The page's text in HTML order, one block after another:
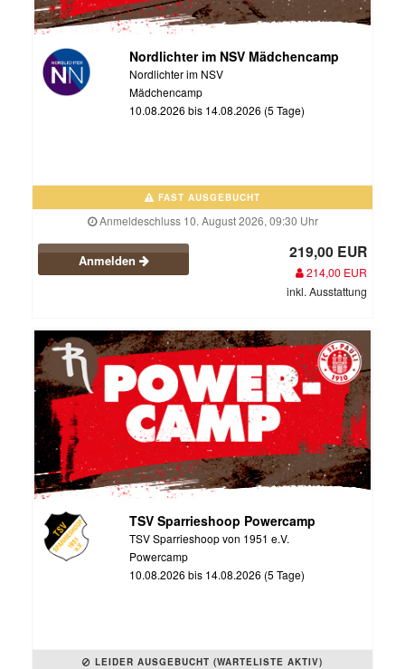
Nordlichter im NSV Mädchencamp
Nordlichter im NSV
Mädchencamp
10.08.2026 bis 14.08.2026 (5 Tage)
FAST AUSGEBUCHT
Anmeldeschluss 10. August 2026, 09:30 Uhr
Anmelden 219,00 EUR
214,00 EUR
inkl. Ausstattung
TSV Sparrieshoop Powercamp
TSV Sparrieshoop von 1951 e.V.
Powercamp
10.08.2026 bis 14.08.2026 (5 Tage)
LEIDER AUSGEBUCHT (WARTELISTE AKTIV)